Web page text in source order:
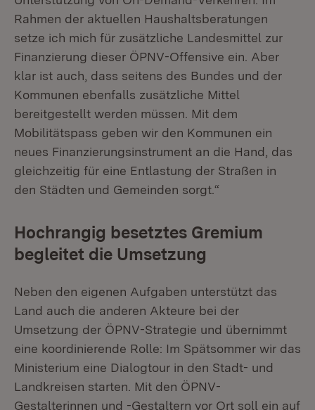
Rahmen der aktuellen Haushaltsberatungen
setze ich mich für zusätzliche Landesmittel zur
Finanzierung dieser ÖPNV-Offensive ein. Aber
klar ist auch, dass seitens des Bundes und der
Kommunen ebenfalls zusätzliche Mittel
bereitgestellt werden müssen. Mit dem
Mobilitätspass geben wir den Kommunen ein
neues Finanzierungsinstrument an die Hand, das
gleichzeitig für eine Entlastung der Straßen in
den Städten und Gemeinden sorgt.“
Hochrangig besetztes Gremium
begleitet die Umsetzung
Neben den eigenen Aufgaben unterstützt das
Land auch die anderen Akteure bei der
Umsetzung der ÖPNV-Strategie und übernimmt
eine koordinierende Rolle: Im Spätsommer wir das
Ministerium eine Dialogtour in den Stadt- und
Landkreisen starten. Mit den ÖPNV-
Gestalterinnen und -Gestaltern vor Ort soll ein auf